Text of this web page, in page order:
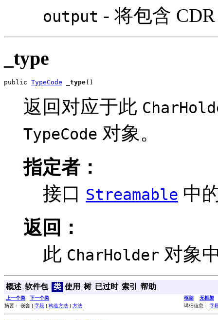
output - 将包含
_type
public TypeCode _type()
返回对应于此
TypeCode 对象。
指定者：
接口 Streamable 中
返回：
此 CharHolder 对象
概述 软件包 类 使用 树 已过时 索引 帮助
上一个类 下一个类 框架
无框架
摘要： 嵌套 | 字段 构造方法 方法 详细信息： 字